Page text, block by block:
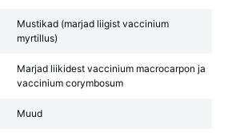
Mustikad (marjad liigist vaccinium
myrtillus)
Marjad liikidest vaccinium macrocarpon ja
vaccinium corymbosum
Muud